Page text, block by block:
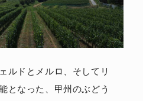
ルドとメルロ、そしてリ
となった、甲州のぶどう